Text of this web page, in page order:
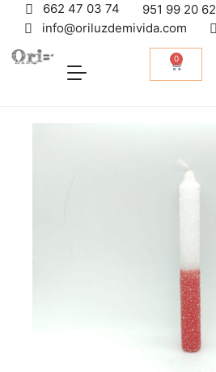
662 47 03 74
951 99 20 62
info@oriluzdemivida.com
0